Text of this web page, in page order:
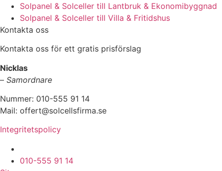
Solpanel & Solceller till Lantbruk & Ekonomibyggnad
Solpanel & Solceller till Villa & Fritidshus
Kontakta oss
Kontakta oss för ett gratis prisförslag
Nicklas
– Samordnare
Nummer: 010-555 91 14
Mail: offert@solcellsfirma.se
Integritetspolicy
010-555 91 14